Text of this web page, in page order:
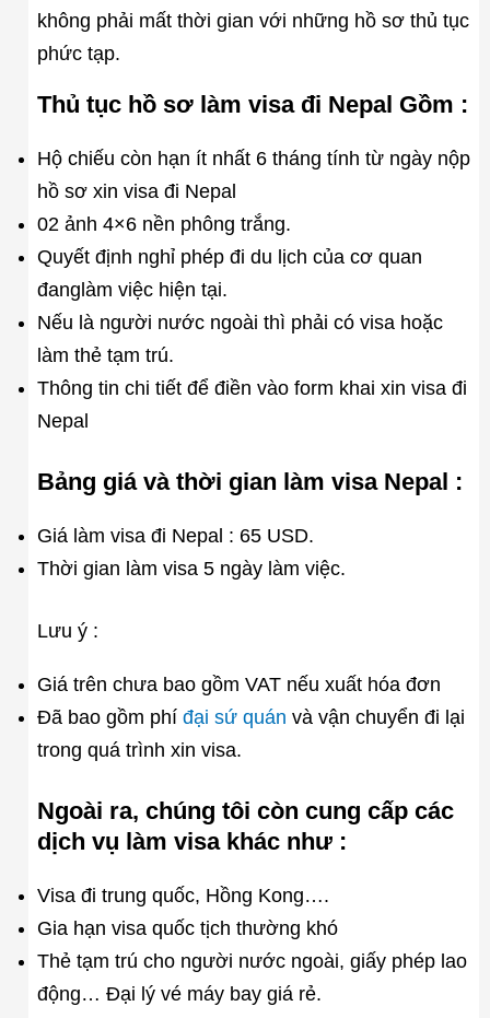
không phải mất thời gian với những hồ sơ thủ tục
phức tạp.
Thủ tục hồ sơ làm visa đi Nepal Gồm :
Hộ chiếu còn hạn ít nhất 6 tháng tính từ ngày nộp
hồ sơ xin visa đi Nepal
02 ảnh 4×6 nền phông trắng.
Quyết định nghỉ phép đi du lịch của cơ quan
đanglàm việc hiện tại.
Nếu là người nước ngoài thì phải có visa hoặc
làm thẻ tạm trú.
Thông tin chi tiết để điền vào form khai xin visa đi
Nepal
Bảng giá và thời gian làm visa Nepal :
Giá làm visa đi Nepal : 65 USD.
Thời gian làm visa 5 ngày làm việc.
Lưu ý :
Giá trên chưa bao gồm VAT nếu xuất hóa đơn
Đã bao gồm phí đại sứ quán và vận chuyển đi lại
trong quá trình xin visa.
Ngoài ra, chúng tôi còn cung cấp các
dịch vụ làm visa khác như :
Visa đi trung quốc, Hồng Kong….
Gia hạn visa quốc tịch thường khó
Thẻ tạm trú cho người nước ngoài, giấy phép lao
động… Đại lý vé máy bay giá rẻ.